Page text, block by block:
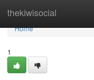
thekiwisocial
Home
Home
1